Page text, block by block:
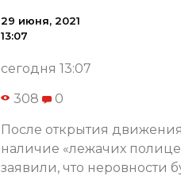
29 июня, 2021
13:07
сегодня 13:07
308 0
После открытия
наличие «лежачих
заявили, что неровности